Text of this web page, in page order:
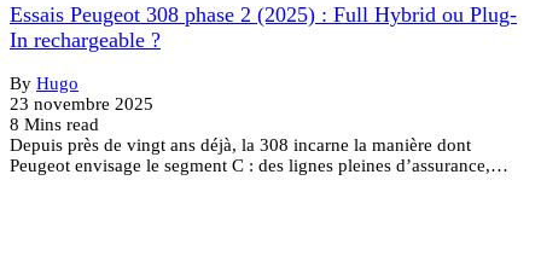
Essais Peugeot 308 phase 2 (2025) : Full Hybrid ou Plug-
In rechargeable ?
By Hugo
23 novembre 2025
8 Mins read
Depuis près de vingt ans déjà, la 308 incarne la manière dont
Peugeot envisage le segment C : des lignes pleines d’assurance,…